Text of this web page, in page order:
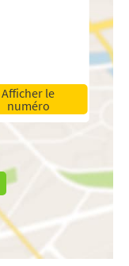
Afficher le
numéro